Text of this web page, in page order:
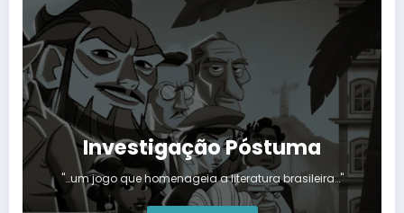
Investigação Póstuma
"…um jogo que homenageia a literatura brasileira…"